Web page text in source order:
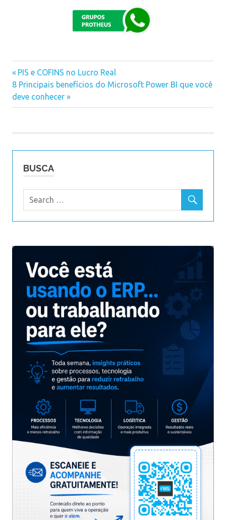
bi
Navegação
de
Previous
Post:
PIS e COFINS no Lucro Real
Next
Post:
8 Principais benefícios do Microsoft Power BI que você
deve conhecer
BUSCA